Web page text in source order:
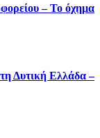
– Το όχημα
Δυτική Ελλάδα –